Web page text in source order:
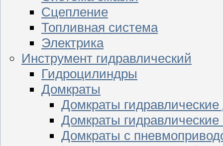
Сцепление
Топливная система
Электрика
Инструмент гидравлический
Гидроцилиндры
Домкраты
Домкраты
Домкраты гидравлические
Домкраты с